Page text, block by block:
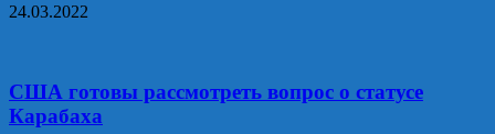
24.03.2022
США готовы рассмотреть вопрос о статусе
Карабаха